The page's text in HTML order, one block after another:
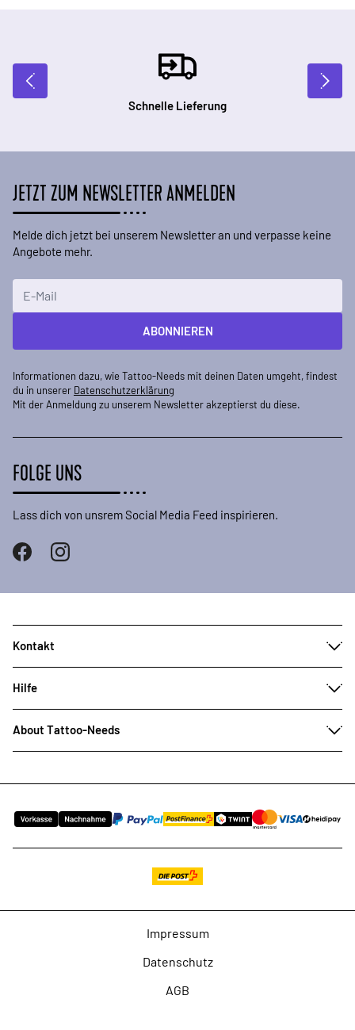
Schnelle Lieferung
JETZT ZUM NEWSLETTER ANMELDEN
Melde dich jetzt bei unserem Newsletter an und verpasse keine
Angebote mehr.
ABONNIEREN
Informationen dazu, wie Tattoo-Needs mit deinen Daten umgeht, findest
du in unserer Datenschutzerklärung
Mit der Anmeldung zu unserem Newsletter akzeptierst du diese.
FOLGE UNS
Lass dich von unsrem Social Media Feed inspirieren.
Kontakt
Hilfe
About Tattoo-Needs
Impressum
Datenschutz
AGB